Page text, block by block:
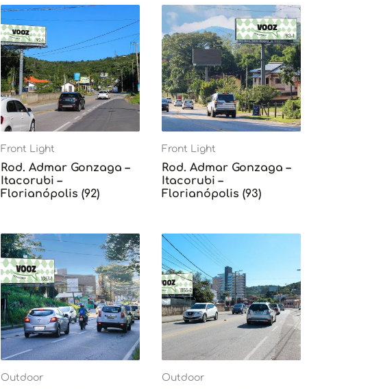
Front Light
Rod. Admar Gonzaga –
Itacorubi –
Florianópolis (92)
Front Light
Rod. Admar Gonzaga –
Itacorubi –
Florianópolis (93)
Outdoor Outdoor